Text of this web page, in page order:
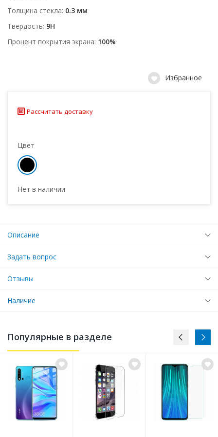
Толщина стекла 0.3 мм
Твердость 9H
Процент покрытия экрана 100%
Избранное
Рассчитать доставку
Цвет
Нет в наличии
Описание
Задать вопрос
Отзывы
Наличие
Популярные в разделе